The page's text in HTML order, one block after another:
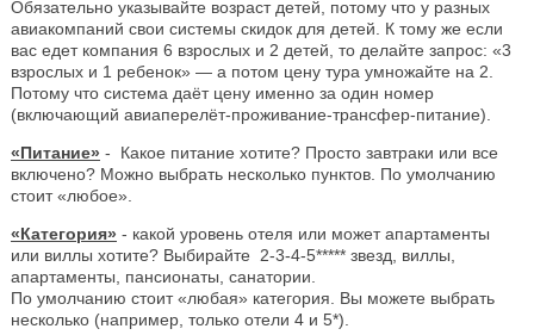
Обязательно указывайте возраст детей, потому что у разных
авиакомпаний свои системы скидок для детей. К тому же если
вас едет компания 6 взрослых и 2 детей, то делайте запрос: «3
взрослых и 1 ребенок» — а потом цену тура умножайте на 2.
Потому что система даёт цену именно за один номер
(включающий авиаперелёт-проживание-трансфер-питание).
«Питание» - Какое питание хотите? Просто завтраки или все
включено? Можно выбрать несколько пунктов. По умолчанию
стоит «любое».
«Категория» - какой уровень отеля или может апартаменты
или виллы хотите? Выбирайте 2-3-4-5***** звезд, виллы,
апартаменты, пансионаты, санатории.
По умолчанию стоит «любая» категория. Вы можете выбрать
несколько (например, только отели 4 и 5*).